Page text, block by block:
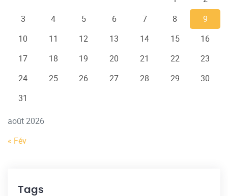
août 2026
3
4 5 6 7 8
9
10
11 12 13 14 15
16
17
18 19 20 21 22
23
24
25 26 27 28 29
30
31
« Fév
Tags